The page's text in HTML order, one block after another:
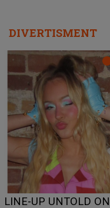
DIVERTISMENT
Ce a dezvăluit noua